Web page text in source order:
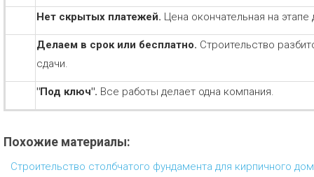
Нет скрытых платежей. Цена окончательная на этапе
Делаем в срок или бесплатно. Строительство
сдачи.
"Под ключ". Все работы делает одна компания.
Похожие материалы:
Строительство столбчатого фундамента для кирпичного